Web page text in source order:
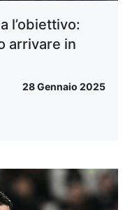
l’obiettivo:
arrivare in
28 Gennaio 2025